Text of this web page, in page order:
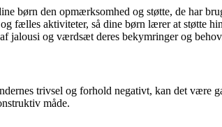
børn den opmærksomhed og støtte, de har
fælles aktiviteter, så dine børn lærer at støtte
jalousi og værdsæt deres bekymringer og
trivsel og forhold negativt, kan det
måde.